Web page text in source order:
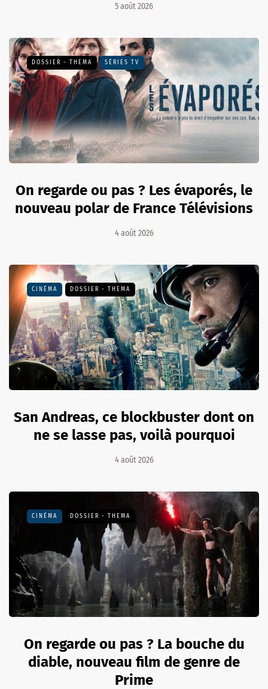
5 août 2026
DOSSIER - THEMA SÉRIES TV
On regarde ou pas ? Les évaporés, le
nouveau polar de France Télévisions
4 août 2026
CINÉMA DOSSIER - THEMA
San Andreas, ce blockbuster dont on
ne se lasse pas, voilà pourquoi
4 août 2026
CINÉMA DOSSIER - THEMA
On regarde ou pas ? La bouche du
diable, nouveau film de genre de
Prime